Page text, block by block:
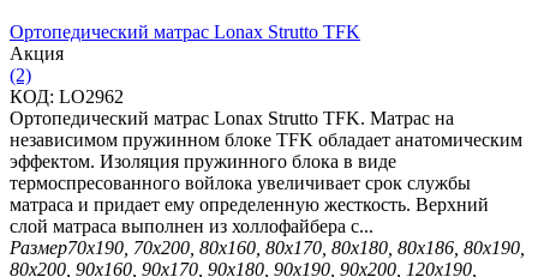
Ортопедический матрас Lonax Strutto TFK
Aкция
(2)
КОД: LO2962
Ортопедический матрас Lonax Strutto TFK. Матрас на
независимом пружинном блоке TFK обладает анатомическим
эффектом. Изоляция пружинного блока в виде
термоспресованного войлока увеличивает срок службы
матраса и придает ему определенную жесткость. Верхний
слой матраса выполнен из холлофайбера с...
Размер70х190, 70х200, 80х160, 80х170, 80х180, 80х186, 80х190,
80х200, 90х160, 90х170, 90х180, 90х190, 90х200, 120х190,